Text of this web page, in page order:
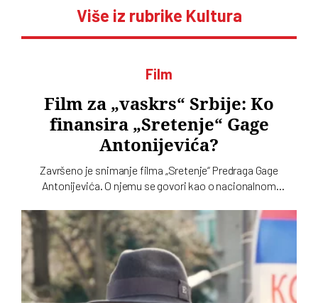
Više iz rubrike Kultura
Film
Film za „vaskrs“ Srbije: Ko
finansira „Sretenje“ Gage
Antonijevića?
Završeno je snimanje filma „Sretenje“ Predraga Gage
Antonijevića. O njemu se govori kao o nacionalnom
kompanija m:tel iz Republike Srpske